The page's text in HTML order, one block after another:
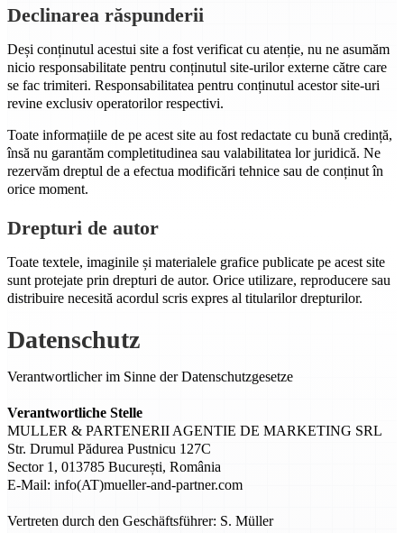
Declinarea răspunderii
Deși conținutul acestui site a fost verificat cu atenție, nu ne asumăm
nicio responsabilitate pentru conținutul site-urilor externe către care
se fac trimiteri. Responsabilitatea pentru conținutul acestor site-uri
revine exclusiv operatorilor respectivi.
Toate informațiile de pe acest site au fost redactate cu bună credință,
însă nu garantăm completitudinea sau valabilitatea lor juridică. Ne
rezervăm dreptul de a efectua modificări tehnice sau de conținut în
orice moment.
Drepturi de autor
Toate textele, imaginile și materialele grafice publicate pe acest site
sunt protejate prin drepturi de autor. Orice utilizare, reproducere sau
distribuire necesită acordul scris expres al titularilor drepturilor.
Datenschutz
Verantwortlicher im Sinne der Datenschutzgesetze
Verantwortliche Stelle
MULLER & PARTENERII AGENTIE DE MARKETING SRL
Str. Drumul Pădurea Pustnicu 127C
Sector 1, 013785 București, România
E-Mail: info(AT)mueller-and-partner.com
Vertreten durch den Geschäftsführer: S. Müller